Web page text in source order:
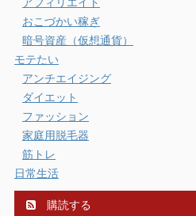
おこづかい稼ぎ
暗号資産（仮想通貨）
モテたい
アンチエイジング
ダイエット
ファッション
家庭用脱毛器
筋トレ
日常生活
購読する